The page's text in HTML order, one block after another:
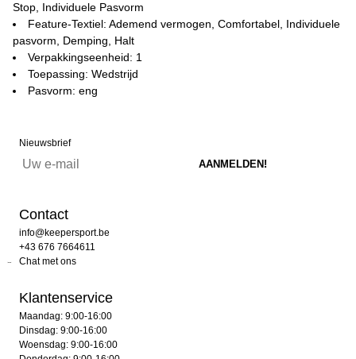
Stop, Individuele Pasvorm
Feature-Textiel: Ademend vermogen, Comfortabel, Individuele
pasvorm, Demping, Halt
Verpakkingseenheid: 1
Toepassing: Wedstrijd
Pasvorm: eng
Nieuwsbrief
Contact
info@keepersport.be
+43 676 7664611
Chat met ons
Klantenservice
Maandag: 9:00-16:00
Dinsdag: 9:00-16:00
Woensdag: 9:00-16:00